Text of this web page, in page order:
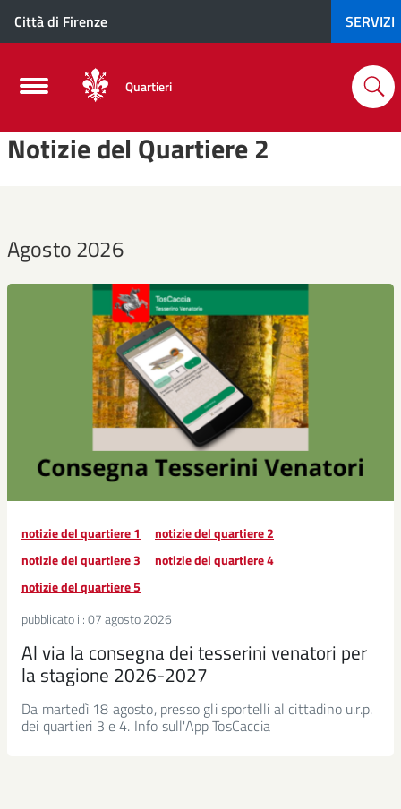
Città di Firenze SERVIZI
Quartieri
Notizie del Quartiere 2
Agosto 2026
notizie del quartiere 1
notizie del quartiere 2
notizie del quartiere 3
notizie del quartiere 4
notizie del quartiere 5
pubblicato il:07 agosto 2026
Al via la consegna dei tesserini venatori per
la stagione 2026-2027
Da martedì 18 agosto, presso gli sportelli al cittadino u.r.p.
dei quartieri 3 e 4. Info sull'App TosCaccia